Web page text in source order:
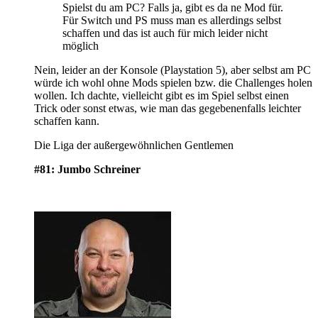
Spielst du am PC? Falls ja, gibt es da ne Mod für.
Für Switch und PS muss man es allerdings selbst
schaffen und das ist auch für mich leider nicht
möglich
Nein, leider an der Konsole (Playstation 5), aber selbst am PC
würde ich wohl ohne Mods spielen bzw. die Challenges holen
wollen. Ich dachte, vielleicht gibt es im Spiel selbst einen
Trick oder sonst etwas, wie man das gegebenenfalls leichter
schaffen kann.
Die Liga der außergewöhnlichen Gentlemen
#81: Jumbo Schreiner